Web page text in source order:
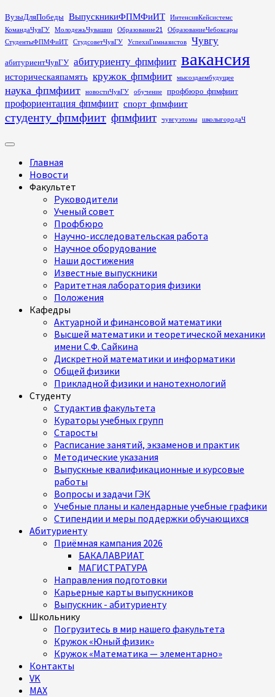
Перейти
к
содержимому
ВузыДляПобеды ВыпускникиФПМФиИТ
ИнтенсивКейсистемс
КомандаЧувГУ
МолодежьЧувашии Образование21
ОбразованиеЧебоксары
СтудентыФПМФиИТ
СтудсоветЧувГУ УспехиГимназистов Чувгу
абитуриентЧувГУ абитуриенту_фпмфиит вакансия
историческаяпамять кружок_фпмфиит мысоздаембудущее
наука_фпмфиит новостиЧувГУ обучение профбюро_фпмфиит
профориентация_фпмфиит спорт_фпмфиит
студенту_фпмфиит фпмфиит чувгуэтомы школыгородаЧ
Основное
Главная
Новости
Факультет
Руководители
Ученый совет
Профбюро
Научно-исследовательская работа
Научное оборудование
Наши достижения
Известные выпускники
Раритетная лаборатория физики
Положения
Кафедры
Актуарной и финансовой математики
Высшей математики и теоретической механики
имени С.Ф. Сайкина
Дискретной математики и информатики
Общей физики
Прикладной физики и нанотехнологий
Студенту
Студактив факультета
Кураторы учебных групп
Старосты
Расписание занятий, экзаменов и практик
Методические указания
Выпускные квалификационные и курсовые
работы
Вопросы и задачи ГЭК
Учебные планы и календарные учебные графики
Стипендии и меры поддержки обучающихся
Абитуриенту
Приёмная кампания 2026
БАКАЛАВРИАТ
МАГИСТРАТУРА
Направления подготовки
Карьерные карты выпускников
Выпускник - абитуриенту
Школьнику
Погрузитесь в мир нашего факультета
Кружок «Юный физик»
Кружок «Математика — элементарно»
Контакты
VK
MAX